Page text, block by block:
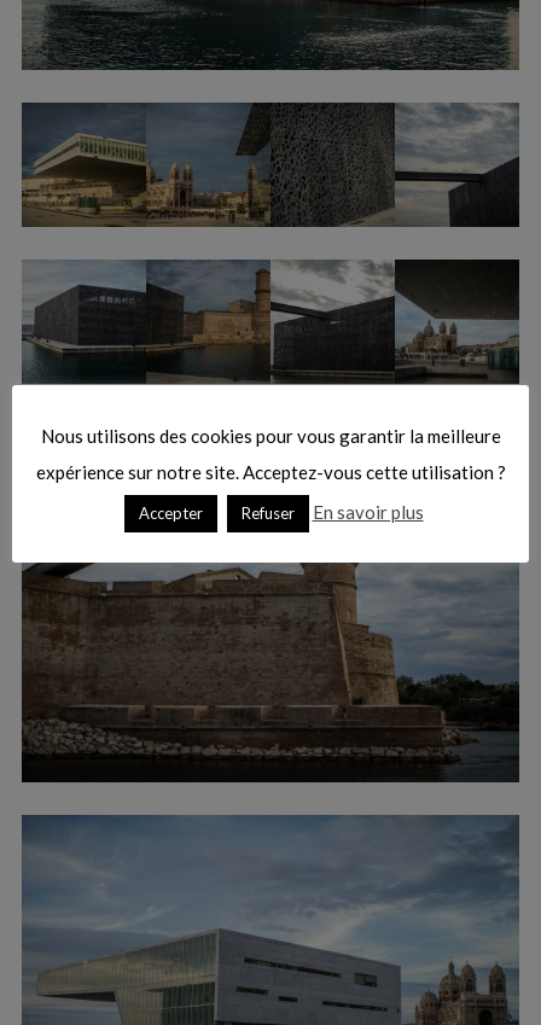
r
:
Nous utilisons des cookies pour vous garantir la meilleure
expérience sur notre site. Acceptez-vous cette utilisation ?
Accepter Refuser En savoir plus